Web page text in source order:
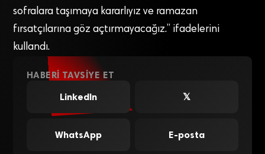
sofralara taşımaya kararlıyız ve ramazan
fırsatçılarına göz açtırmayacağız.” ifadelerini
kullandı.
HABERI TAVSIYE ET
LinkedIn
𝕏
WhatsApp E-posta